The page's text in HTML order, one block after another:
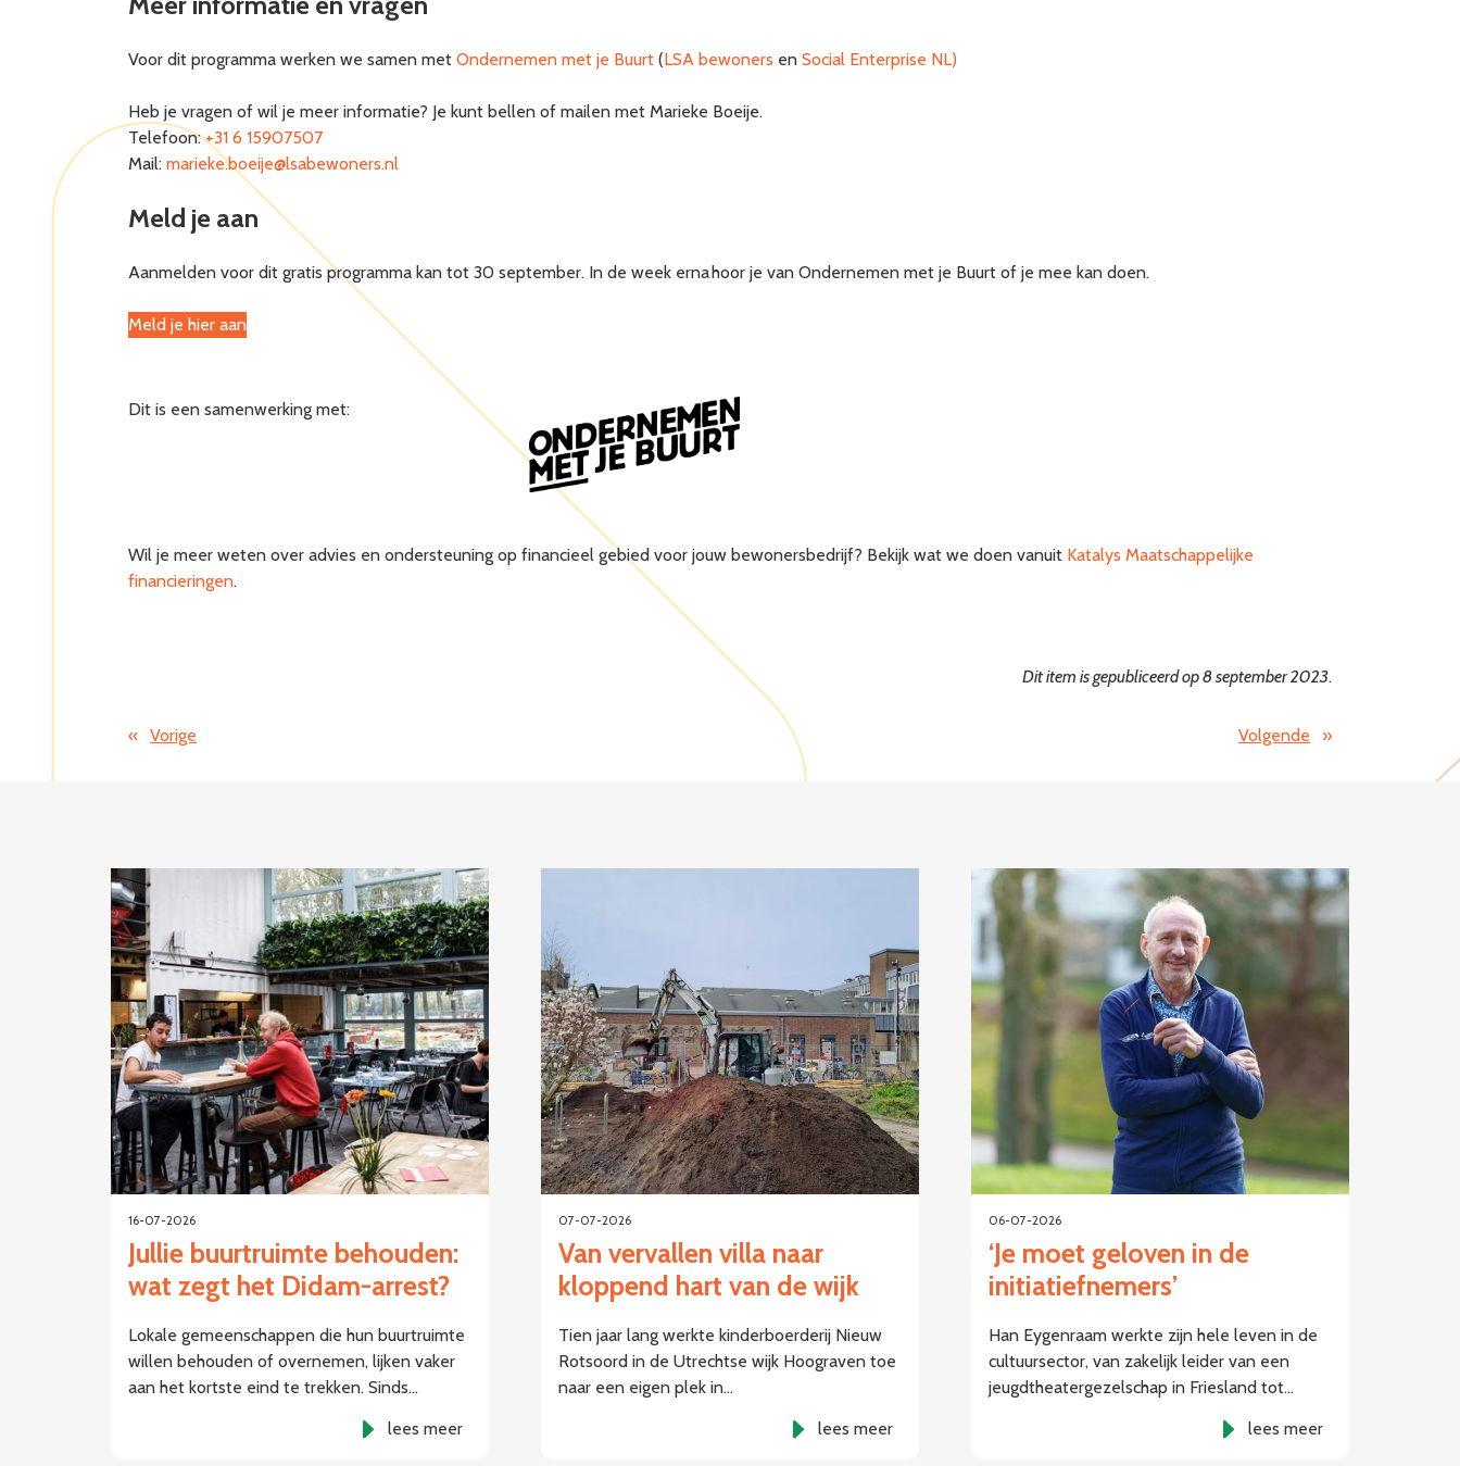
Voor dit programma werken we samen met Ondernemen met je Buurt (LSA bewoners en Social Enterprise NL)
Heb je vragen of wil je meer informatie? Je kunt bellen of mailen met Marieke Boeije.
Telefoon:+31 6 15907507
Mail: marieke.boeije@lsabewoners.nl
Meld je aan
Aanmelden voor dit gratis programma kan tot 30 september. In de week erna hoor je van Ondernemen met je Buurt of je mee kan doen.
Meld je hier aan
Dit is een samenwerking met:
Wil je meer weten over advies en ondersteuning op financieel gebied voor jouw bewonersbedrijf? Bekijk wat we doen vanuit Katalys Maatschappelijke
financieringen.
Dit item is gepubliceerd op 8 september 2023.
« Vorige Volgende »
16-07-2026
Jullie buurtruimte behouden:
wat zegt het Didam-arrest?
Lokale gemeenschappen die hun buurtruimte
willen behouden of overnemen, lijken vaker
aan het kortste eind te trekken. Sinds…
lees meer
07-07-2026
Van vervallen villa naar
kloppend hart van de wijk
Tien jaar lang werkte kinderboerderij Nieuw
Rotsoord in de Utrechtse wijk Hoograven toe
naar een eigen plek in…
lees meer
06-07-2026
‘Je moet geloven in de
initiatiefnemers’
Han Eygenraam werkte zijn hele leven in de
cultuursector, van zakelijk leider van een
jeugdtheatergezelschap in Friesland tot…
lees meer